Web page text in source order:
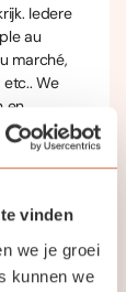
vinden
we je groei
kunnen we
Iedere
au
marché,
We
en
beter in
als je zo’n